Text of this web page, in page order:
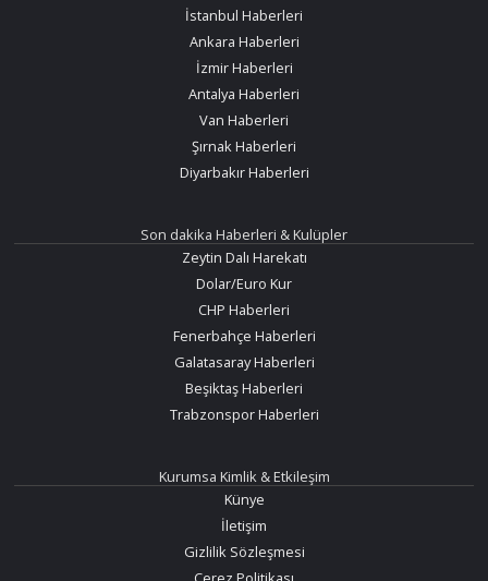
İstanbul Haberleri
Ankara Haberleri
İzmir Haberleri
Antalya Haberleri
Van Haberleri
Şırnak Haberleri
Diyarbakır Haberleri
Son dakika Haberleri & Kulüpler
Zeytin Dalı Harekatı
Dolar/Euro Kur
CHP Haberleri
Fenerbahçe Haberleri
Galatasaray Haberleri
Beşiktaş Haberleri
Trabzonspor Haberleri
Kurumsa Kimlik & Etkileşim
Künye
İletişim
Gizlilik Sözleşmesi